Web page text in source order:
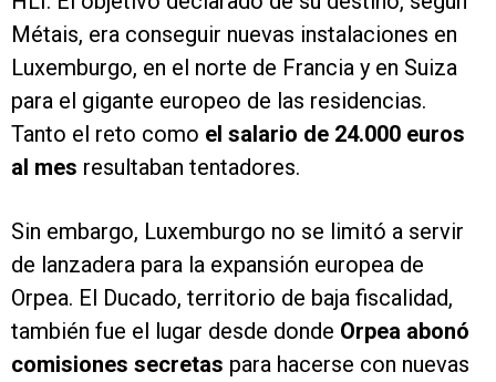
Métais, era conseguir nuevas instalaciones en
Luxemburgo, en el norte de Francia y en Suiza
para el gigante europeo de las residencias.
Tanto el reto como el salario de 24.000 euros
al mes resultaban tentadores.
Sin embargo, Luxemburgo no se limitó a servir
de lanzadera para la expansión europea de
Orpea. El Ducado, territorio de baja fiscalidad,
también fue el lugar desde donde Orpea abonó
comisiones secretas para hacerse con nuevas